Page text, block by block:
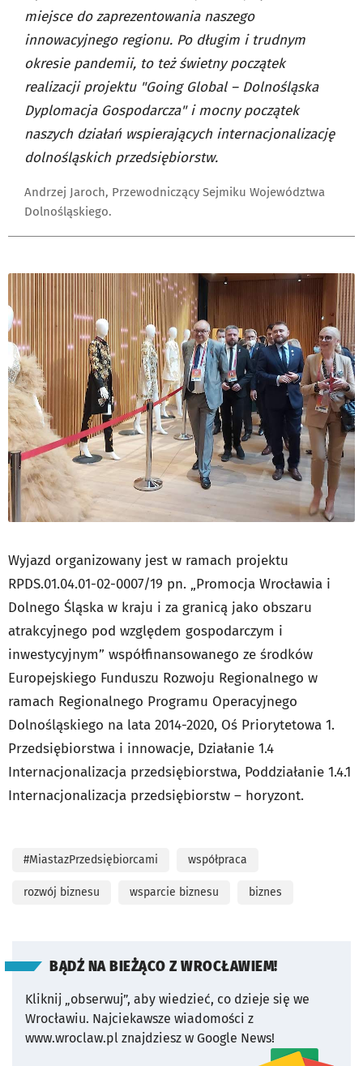
miejsce do zaprezentowania naszego
innowacyjnego regionu. Po długim i trudnym
okresie pandemii, to też świetny początek
realizacji projektu "Going Global – Dolnośląska
Dyplomacja Gospodarcza" i mocny początek
naszych działań wspierających internacjonalizację
dolnośląskich przedsiębiorstw.
Andrzej Jaroch, Przewodniczący Sejmiku Województwa
Dolnośląskiego.
Wyjazd organizowany jest w ramach projektu
RPDS.01.04.01-02-0007/19 pn. „Promocja Wrocławia i
Dolnego Śląska w kraju i za granicą jako obszaru
atrakcyjnego pod względem gospodarczym i
inwestycyjnym” współfinansowanego ze środków
Europejskiego Funduszu Rozwoju Regionalnego w
ramach Regionalnego Programu Operacyjnego
Dolnośląskiego na lata 2014-2020, Oś Priorytetowa 1.
Przedsiębiorstwa i innowacje, Działanie 1.4
Internacjonalizacja przedsiębiorstwa, Poddziałanie 1.4.1
Internacjonalizacja przedsiębiorstw – horyzont.
#MiastazPrzedsiębiorcami współpraca
rozwój biznesu wsparcie biznesu biznes
BĄDŹ NA BIEŻĄCO Z WROCŁAWIEM!
Kliknij „obserwuj”, aby wiedzieć, co dzieje się we
Wrocławiu. Najciekawsze wiadomości z
www.wroclaw.pl znajdziesz w Google News!